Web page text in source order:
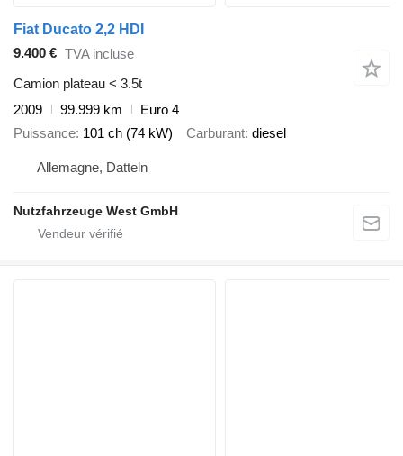
Fiat Ducato 2,2 HDI
9.400 € TVA incluse
Camion plateau < 3.5t
2009
99.999 km
Euro 4
Puissance 101 ch (74 kW) Carburant diesel
Allemagne, Datteln
Nutzfahrzeuge West GmbH